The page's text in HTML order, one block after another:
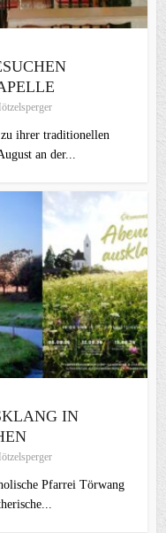
ihrer traditionellen
an der...
IN
Pfarrei Törwang